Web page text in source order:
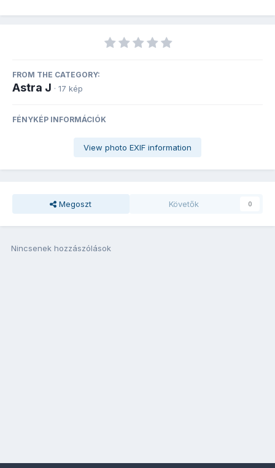
FROM THE CATEGORY:
Astra J · 17 kép
FÉNYKÉP INFORMÁCIÓK
View photo EXIF information
Megoszt Követők 0
Nincsenek hozzászólások